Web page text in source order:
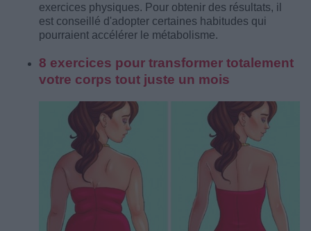
exercices physiques. Pour obtenir des résultats, il
est conseillé d'adopter certaines habitudes qui
pourraient accélérer le métabolisme.
8 exercices pour transformer totalement
votre corps tout juste un mois